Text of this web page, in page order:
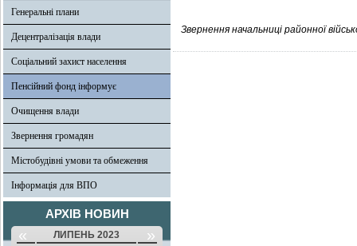
Генеральні плани
Децентралізація влади
Соціальний захист населення
Пенсійний фонд інформує
Очищення влади
Звернення громадян
Містобудівні умови та обмеження
Інформація для ВПО
АРХІВ НОВИН
« ЛИПЕНЬ 2023 »
Звернення начальниці районної